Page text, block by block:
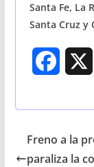
Santa Fe, La
Santa Cruz y
e
Freno a la
paraliza la